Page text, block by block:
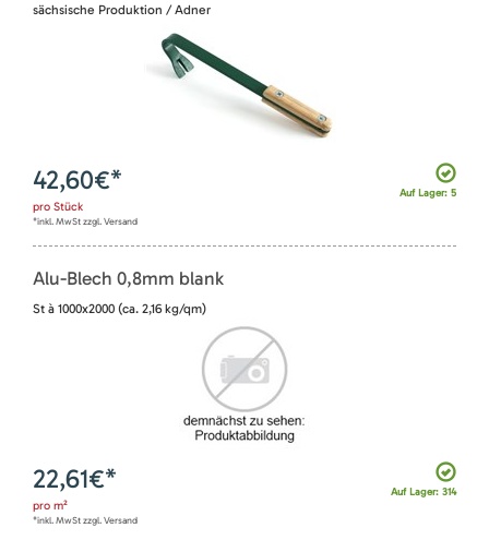
sächsische Produktion / Adner
Auf Lager: 5
42,60€*
pro Stück
*inkl. MwSt zzgl. Versand
Alu-Blech 0,8mm blank
St à 1000x2000 (ca. 2,16 kg/qm)
Auf Lager: 314
22,61€*
pro m²
*inkl. MwSt zzgl. Versand